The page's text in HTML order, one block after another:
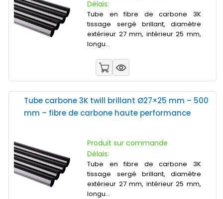
Délais:
Tube en fibre de carbone 3K
tissage sergé brillant, diamètre
extérieur 27 mm, intérieur 25 mm,
longu...
Tube carbone 3K twill brillant Ø27×25 mm – 500
mm – fibre de carbone haute performance
Produit sur commande
Délais:
Tube en fibre de carbone 3K
tissage sergé brillant, diamètre
extérieur 27 mm, intérieur 25 mm,
longu...